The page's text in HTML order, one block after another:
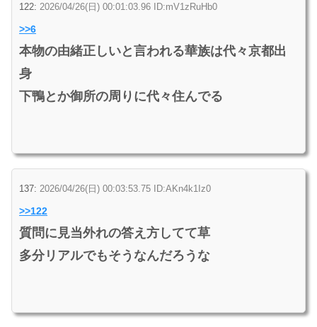
122: 2026/04/26(日) 00:01:03.96 ID:mV1zRuHb0
>>6
本物の由緒正しいと言われる華族は代々京都出
身
下鴨とか御所の周りに代々住んでる
137: 2026/04/26(日) 00:03:53.75 ID:AKn4k1Iz0
>>122
質問に見当外れの答え方してて草
多分リアルでもそうなんだろうな